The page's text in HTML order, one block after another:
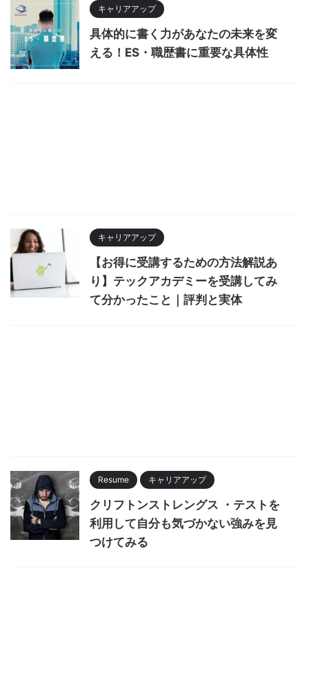
キャリアアップ
具体的に書く力があなたの未来を変
える！ES・職歴書に重要な具体性
キャリアアップ
【お得に受講するための方法解説あ
り】テックアカデミーを受講してみ
て分かったこと｜評判と実体
Resume キャリアアップ
クリフトンストレングス ・テストを
利用して自分も気づかない強みを見
つけてみる